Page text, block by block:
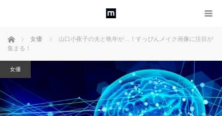
ホーム 女優
山口小夜子の夫と晩年が…！すっぴんメイク画像に注目が
集まる！
女優